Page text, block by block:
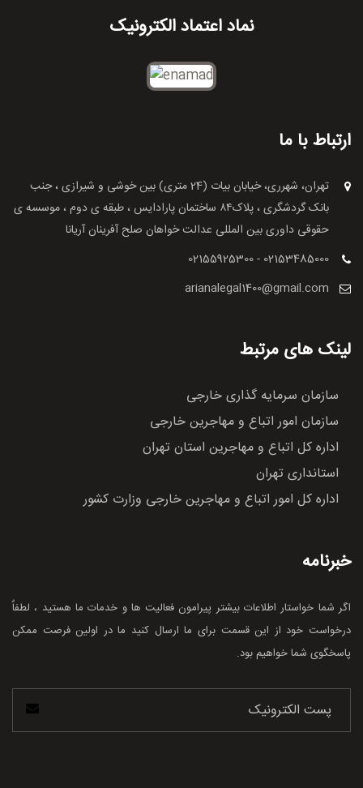
نماد اعتماد الکترونیک
ارتباط با ما
تهران، شهرری، خیابان بیات (24 متری) بین خوشی و شیرازی ، جنب
بانک گردشگری ، پلاک۸۴ ساختمان پارادایس ، طبقه ی دوم ، موسسه ی
حقوقی داوری بین المللی عدالت خواهان صلح آفرینان آریانا
02155925300 - 02153485000
arianalegal1400@gmail.com
لینک های مرتبط
سازمان سرمایه گذاری خارجی
سازمان امور اتباع و مهاجرین خارجی
اداره کل اتباع و مهاجرین استان تهران
استانداری تهران
اداره کل امور اتباع و مهاجرین خارجی وزارت کشور
خبرنامه
اگر شما خواستار اطلاعات بیشتر پیرامون فعالیت ها و خدمات ما هستید ، لطفاٌ
درخواست خود از این قسمت برای ما ارسال کنید ما در اولین فرصت ممکن
پاسخگوی شما خواهیم بود.